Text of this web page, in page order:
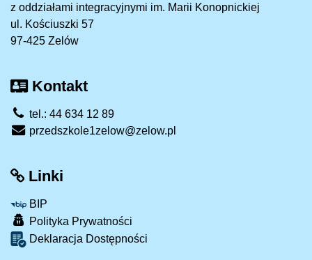
z oddziałami integracyjnymi im. Marii Konopnickiej
ul. Kościuszki 57
97-425 Zelów
Kontakt
tel.: 44 634 12 89
przedszkole1zelow@zelow.pl
Linki
BIP
Polityka Prywatności
Deklaracja Dostępności